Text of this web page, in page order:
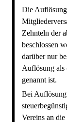
Die
Zehnteln der
beschlossen
darüber nur
Auflösung als
genannt ist.
Bei Auflösung
Vereins an